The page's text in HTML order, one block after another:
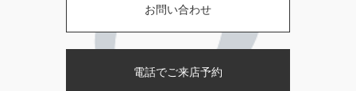
お問い合わせ
電話でご来店予約